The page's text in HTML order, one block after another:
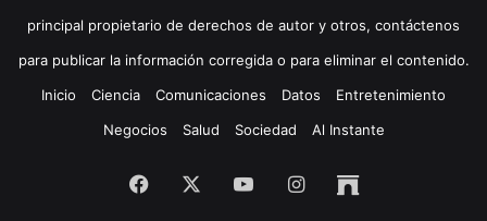
principal propietario de derechos de autor y otros, contáctenos
para publicar la información corregida o para eliminar el contenido.
Inicio
Ciencia Comunicaciones Datos
Entretenimiento
Negocios
Salud Sociedad Al Instante
Facebook YouTubeInstagramArchive